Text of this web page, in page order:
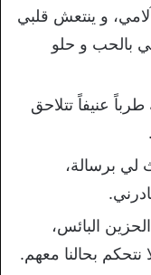
و ينتعش قلبي
بالحب و حلو
عنيفاً تتلاحق
لي برسالة،
البائس،
نتحكم بحالنا معهم.